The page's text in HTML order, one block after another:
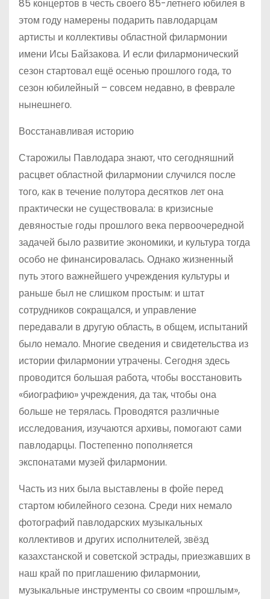
85 концертов в честь своего 85-летнего юбилея в
этом году намерены подарить павлодарцам
артисты и коллективы областной филармонии
имени Исы Байзакова. И если филармонический
сезон стартовал ещё осенью прошлого года, то
сезон юбилейный – совсем недавно, в феврале
нынешнего.
Восстанавливая историю
Старожилы Павлодара знают, что сегодняшний
расцвет областной филармонии случился после
того, как в течение полутора десятков лет она
практически не существовала: в кризисные
девяностые годы прошлого века первоочередной
задачей было развитие экономики, и культура тогда
особо не финансировалась. Однако жизненный
путь этого важнейшего учреждения культуры и
раньше был не слишком простым: и штат
сотрудников сокращался, и управление
передавали в другую область, в общем, испытаний
было немало. Многие сведения и свидетельства из
истории филармонии утрачены. Сегодня здесь
проводится большая работа, чтобы восстановить
«биографию» учреждения, да так, чтобы она
больше не терялась. Проводятся различные
исследования, изучаются архивы, помогают сами
павлодарцы. Постепенно пополняется
экспонатами музей филармонии.
Часть из них была выставлены в фойе перед
стартом юбилейного сезона. Среди них немало
фотографий павлодарских музыкальных
коллективов и других исполнителей, звёзд
казахстанской и советской эстрады, приезжавших в
наш край по приглашению филармонии,
музыкальные инструменты со своим «прошлым»,